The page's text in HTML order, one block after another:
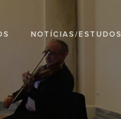
NOTÍCIAS/ESTUDOS